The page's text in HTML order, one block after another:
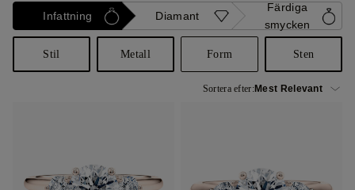
Infattning Diamant
Färdiga
smycken
Stil Metall Form Sten
Sortera efter: